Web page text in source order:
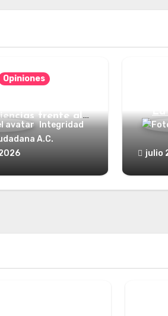
Opiniones
frente al
poder?Integridad
A.C.
La
julio